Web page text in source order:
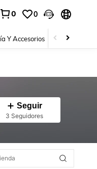
0 0
Y Accesorios Zapatos
Seguir
3 Seguidores